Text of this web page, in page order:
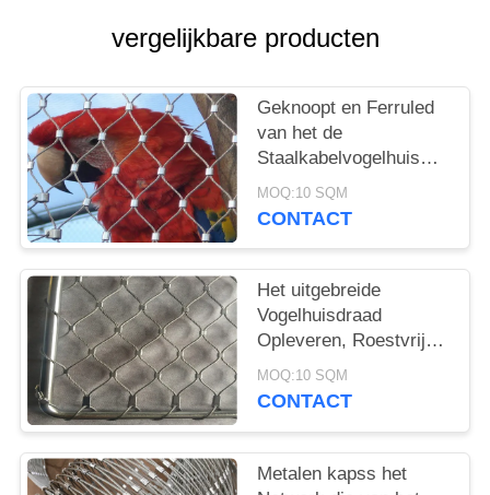
vergelijkbare producten
Geknoopt en Ferruled
van het de
Staalkabelvogelhuis
van Typestainelss van
het de Draadnetwerk
MOQ:10 SQM
CONTACT
Het uitgebreide
Vogelhuisdraad
Opleveren, Roestvrij
staal Geweven de
Draadnetwerk van het
MOQ:10 SQM
CONTACT
Metalen kapss het